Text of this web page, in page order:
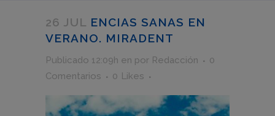
26 JUL ENCIAS SANAS EN
VERANO. MIRADENT
Publicado 12:09h en por Redacción
0
Comentarios
0 Likes